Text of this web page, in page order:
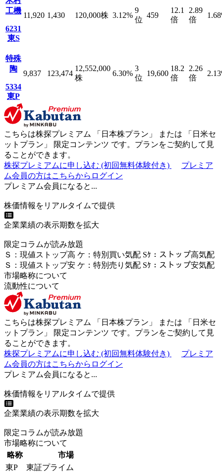
工機
6231
東S
11,920 1,430 120,000株 3.12%
9
位
459
12.1
倍
2.89
倍
1.68
特殊
陶
5334
東P
9,837 123,474
12,552,000
株
6.30%
3
位
19,600
18.2
倍
2.26
倍
2.13
こちらは株探プレミアム 「 日本株プラン 」 または 「 日米セ
ットプラン 」 限定コンテンツ です。プランをご契約して見
ることができます。
株探プレミアムに申し込む (初回無料体験付き)
プレミア
ム会員の方はこちらからログイン
プレミアム会員になると...
株価情報をリアルタイムで提供
企業業績の表示期数を拡大
限定コラムが読み放題
Ｓ ： 現値ストップ高 ケ ： 特別買い気配 Sｹ ： ストップ高気配
Ｓ ： 現値ストップ安 ケ ： 特別売 り 気配 Sｹ ： ストップ安気配
市場略称について
流動性について
こちらは株探プレミアム 「 日本株プラン 」 または 「 日米セ
ットプラン 」 限定コンテンツ です。プランをご契約して見
ることができます。
株探プレミアムに申し込む (初回無料体験付き)
プレミア
ム会員の方はこちらからログイン
プレミアム会員になると...
株価情報をリアルタイムで提供
企業業績の表示期数を拡大
限定コラムが読み放題
市場略称について
略称
市場
東P
東証プライム